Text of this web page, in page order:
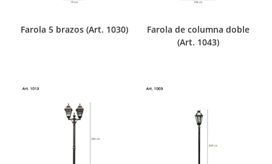
Farola 5 brazos (Art. 1030)
Farola de columna doble
(Art. 1043)